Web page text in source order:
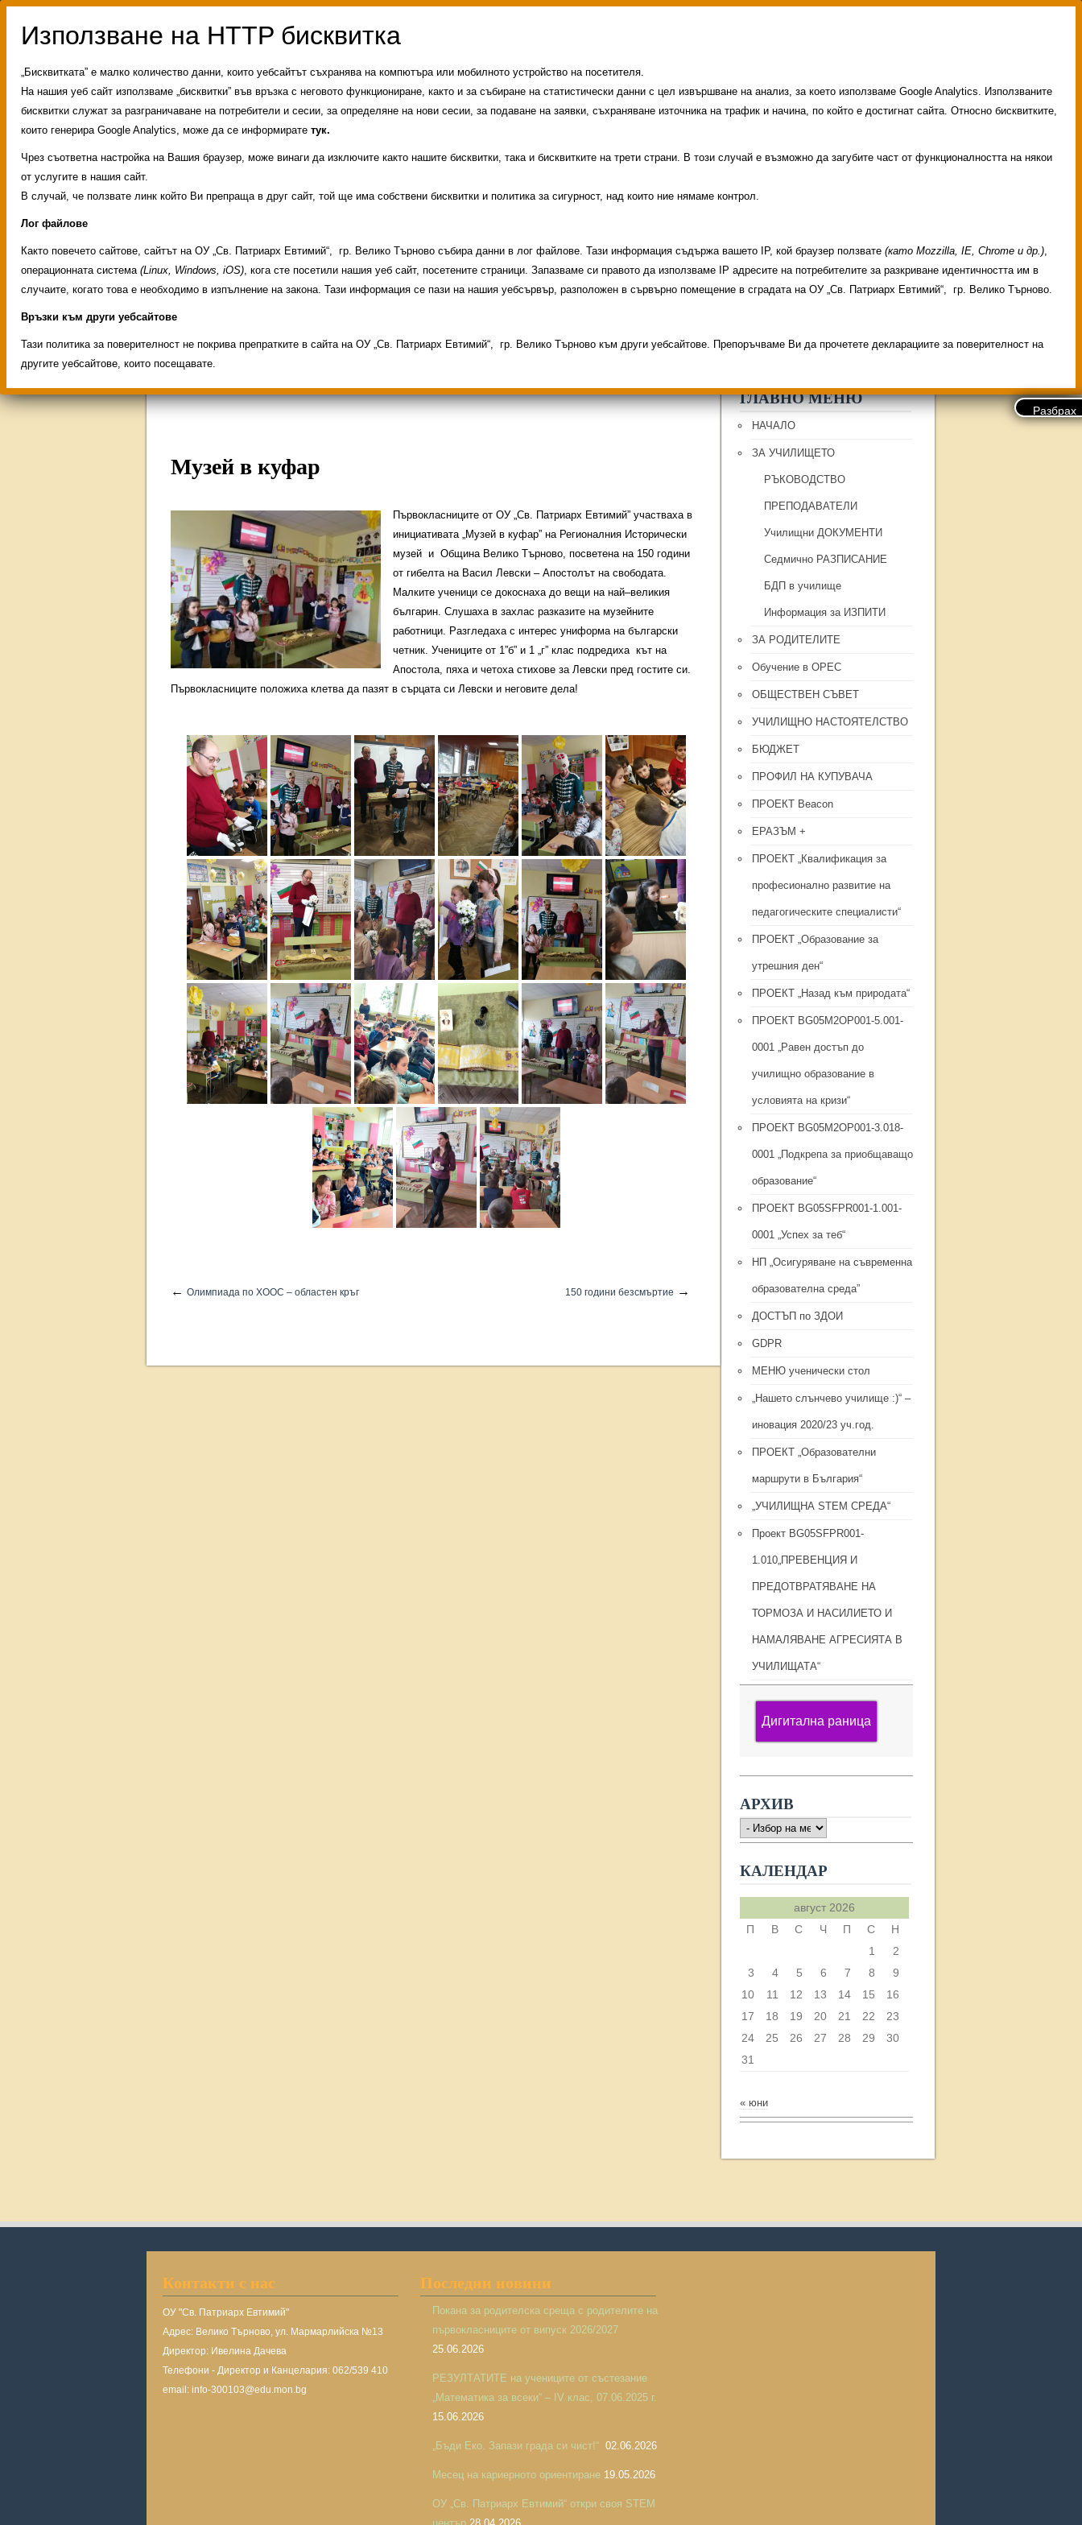
Административни услуги История на училището Контакти
Прием
Свободни места за ученици
Музей в куфар
Първокласниците от ОУ „Св. Патриарх Евтимий” участваха в
инициативата „Музей в куфар” на Регионалния Исторически
музей и Община Велико Търново, посветена на 150 години
от гибелта на Васил Левски – Апостолът на свободата.
Малките ученици се докоснаха до вещи на най–великия
българин. Слушаха в захлас разказите на музейните
работници. Разгледаха с интерес униформа на български
четник. Учениците от 1”б” и 1 „г” клас подредиха кът на
Апостола, пяха и четоха стихове за Левски пред гостите си.
Първокласниците положиха клетва да пазят в сърцата си Левски и неговите дела!
← Олимпиада по ХООС – областен кръг 150 години безсмъртие →
ГЛАВНО МЕНЮ
НАЧАЛО
ЗА УЧИЛИЩЕТО
РЪКОВОДСТВО
ПРЕПОДАВАТЕЛИ
Училищни ДОКУМЕНТИ
Седмично РАЗПИСАНИЕ
БДП в училище
Информация за ИЗПИТИ
ЗА РОДИТЕЛИТЕ
Обучение в ОРЕС
ОБЩЕСТВЕН СЪВЕТ
УЧИЛИЩНО НАСТОЯТЕЛСТВО
БЮДЖЕТ
ПРОФИЛ НА КУПУВАЧА
ПРОЕКТ Beacon
ЕРАЗЪМ +
ПРОЕКТ „Квалификация за
професионално развитие на
педагогическите специалисти“
ПРОЕКТ „Образование за
утрешния ден“
ПРОЕКТ „Назад към природата“
ПРОЕКТ BG05M2OP001-5.001-
0001 „Равен достъп до
училищно образование в
условията на кризи“
ПРОЕКТ BG05M2ОP001-3.018-
0001 „Подкрепа за приобщаващо
образование“
ПРОЕКТ BG05SFPR001-1.001-
0001 „Успех за теб“
НП „Осигуряване на съвременна
образователна среда”
ДОСТЪП по ЗДОИ
GDPR
МЕНЮ ученически стол
„Нашето слънчево училище :)“ –
иновация 2020/23 уч.год.
ПРОЕКТ „Образователни
маршрути в България“
„УЧИЛИЩНА STEM СРЕДА“
Проект BG05SFPR001-
1.010„ПРЕВЕНЦИЯ И
ПРЕДОТВРАТЯВАНЕ НА
ТОРМОЗА И НАСИЛИЕТО И
НАМАЛЯВАНЕ АГРЕСИЯТА В
УЧИЛИЩАТА“
Дигитална раница
АРХИВ
АРХИВ
КАЛЕНДАР
август 2026
П
В С Ч П С
Н
1
2
3
4 5 6 7 8
9
10
11 12 13 14 15
16
17
18 19 20 21 22
23
24
25 26 27 28 29
30
31
« юни
Контакти с нас
ОУ "Св. Патриарх Евтимий"
Адрес: Велико Търново, ул. Мармарлийска №13
Директор: Ивелина Дачева
Телефони - Директор и Канцелария: 062/539 410
email: info-300103@edu.mon.bg
Последни новини
Покана за родителска среща с родителите на
първокласниците от випуск 2026/2027
25.06.2026
РЕЗУЛТАТИТЕ на учениците от състезание
„Математика за всеки“ – IV клас, 07.06.2025 г.
15.06.2026
„Бъди Еко. Запази града си чист!“ 02.06.2026
Месец на кариерното ориентиране 19.05.2026
ОУ „Св. Патриарх Евтимий“ откри своя STEM
„Бисквитката” е малко количество данни, които уебсайтът съхранява на компютъра или мобилното устройство на посетителя.
На нашия уеб сайт използваме „бисквитки” във връзка с неговото функциониране, както и за събиране на статистически данни с цел извършване на анализ, за което използваме Google Analytics. Използваните
бисквитки служат за разграничаване на потребители и сесии, за определяне на нови сесии, за подаване на заявки, съхраняване източника на трафик и начина, по който е достигнат сайта. Относно бисквитките,
които генерира Google Analytics, може да се информирате тук.
Чрез съответна настройка на Вашия браузер, може винаги да изключите както нашите бисквитки, така и бисквитките на трети страни. В този случай е възможно да загубите част от функционалността на някои
от услугите в нашия сайт.
В случай, че ползвате линк който Ви препраща в друг сайт, той ще има собствени бисквитки и политика за сигурност, над които ние нямаме контрол.
Лог файлове
Както повечето сайтове, сайтът на ОУ „Св. Патриарх Евтимий“, гр. Велико Търново събира данни в лог файлове. Тази информация съдържа вашето IP, кой браузер ползвате (като Mozzilla, IE, Chrome и др.),
операционната система (Linux, Windows, iOS), кога сте посетили нашия уеб сайт, посетените страници. Запазваме си правото да използваме IP адресите на потребителите за разкриване идентичността им в
случаите, когато това е необходимо в изпълнение на закона. Тази информация се пази на нашия уебсървър, разположен в сървърно помещение в сградата на ОУ „Св. Патриарх Евтимий“, гр. Велико Търново.
Връзки към други уебсайтове
Тази политика за поверителност не покрива препратките в сайта на ОУ „Св. Патриарх Евтимий“, гр. Велико Търново към други уебсайтове. Препоръчваме Ви да прочетете декларациите за поверителност на
другите уебсайтове, които посещавате.